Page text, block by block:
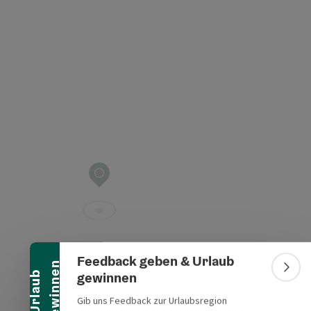
U
r
l
a
u
b
g
e
w
i
n
n
e n
Banner einklappen
Feedback geben & Urlaub
gewinnen
Gib uns Feedback zur Urlaubsregion